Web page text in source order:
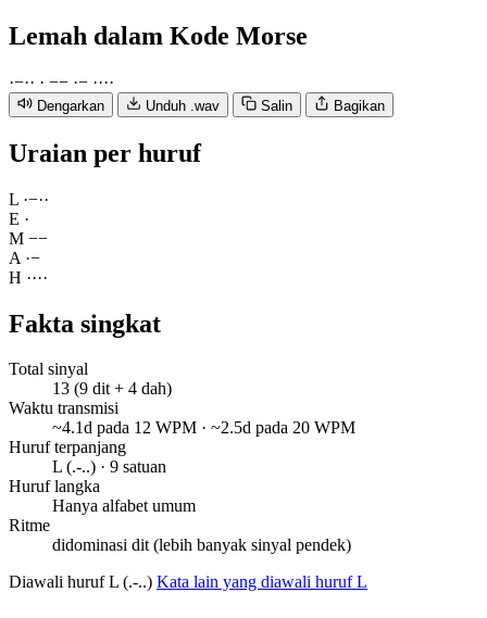
Lemah dalam Kode Morse
·−·· · −− ·− ····
Dengarkan Unduh .wav Salin Bagikan
Uraian per huruf
L ·−··
E ·
M −−
A ·−
H ····
Fakta singkat
Total sinyal
13 (9 dit + 4 dah)
Waktu transmisi
~4.1d pada 12 WPM · ~2.5d pada 20 WPM
Huruf terpanjang
L (.-..) · 9 satuan
Huruf langka
Hanya alfabet umum
Ritme
didominasi dit (lebih banyak sinyal pendek)
Diawali huruf L (.-..) Kata lain yang diawali huruf L